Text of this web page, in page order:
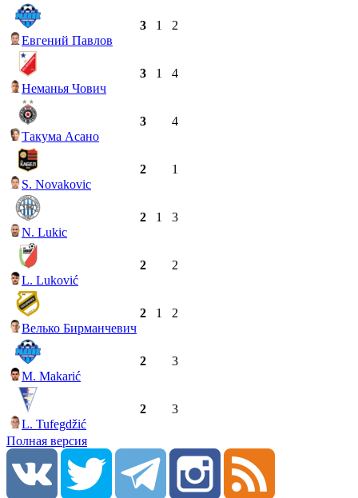
Евгений Павлов
3 1 2
Неманья Чович
3 1 4
Такума Асано
3 4
S. Novakovic
2 1
N. Lukic
2 1 3
L. Luković
2 2
Велько Бирманчевич
2 1 2
M. Makarić
2 3
L. Tufegdžić
2 3
Полная версия